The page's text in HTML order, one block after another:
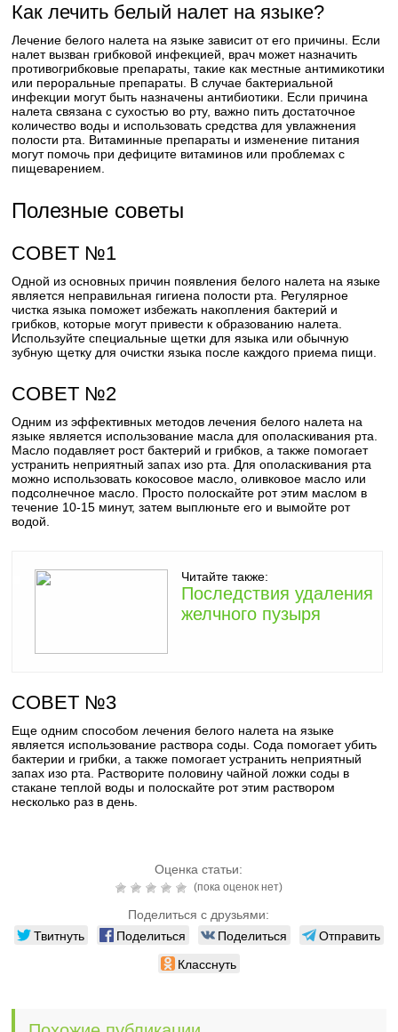
Как лечить белый налет на языке?
Лечение белого налета на языке зависит от его причины. Если
налет вызван грибковой инфекцией, врач может назначить
противогрибковые препараты, такие как местные антимикотики
или пероральные препараты. В случае бактериальной
инфекции могут быть назначены антибиотики. Если причина
налета связана с сухостью во рту, важно пить достаточное
количество воды и использовать средства для увлажнения
полости рта. Витаминные препараты и изменение питания
могут помочь при дефиците витаминов или проблемах с
пищеварением.
Полезные советы
СОВЕТ №1
Одной из основных причин появления белого налета на языке
является неправильная гигиена полости рта. Регулярное
чистка языка поможет избежать накопления бактерий и
грибков, которые могут привести к образованию налета.
Используйте специальные щетки для языка или обычную
зубную щетку для очистки языка после каждого приема пищи.
СОВЕТ №2
Одним из эффективных методов лечения белого налета на
языке является использование масла для ополаскивания рта.
Масло подавляет рост бактерий и грибков, а также помогает
устранить неприятный запах изо рта. Для ополаскивания рта
можно использовать кокосовое масло, оливковое масло или
подсолнечное масло. Просто полоскайте рот этим маслом в
течение 10-15 минут, затем выплюньте его и вымойте рот
водой.
Читайте также:
Последствия удаления
желчного пузыря
СОВЕТ №3
Еще одним способом лечения белого налета на языке
является использование раствора соды. Сода помогает убить
бактерии и грибки, а также помогает устранить неприятный
запах изо рта. Растворите половину чайной ложки соды в
стакане теплой воды и полоскайте рот этим раствором
несколько раз в день.
Оценка статьи:
(пока оценок нет)
Поделиться с друзьями:
Твитнуть Поделиться Поделиться
Отправить
Класснуть